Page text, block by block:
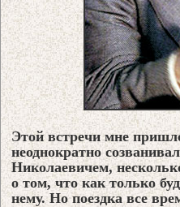
Этой встречи мне
неоднократно
Николаевичем,
о том, что как только
нему. Но поездка все